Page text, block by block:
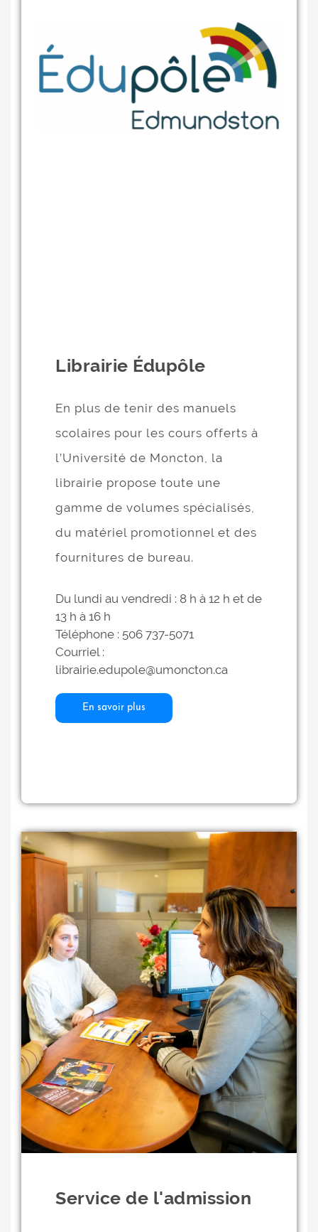
Librairie Édupôle
En plus de tenir des manuels
scolaires pour les cours offerts à
l’Université de Moncton, la
librairie propose toute une
gamme de volumes spécialisés,
du matériel promotionnel et des
fournitures de bureau.
Du lundi au vendredi : 8 h à 12 h et de
13 h à 16 h
Téléphone : 506 737-5071
Courriel :
librairie.edupole@umoncton.ca
En savoir plus
Service de l'admission